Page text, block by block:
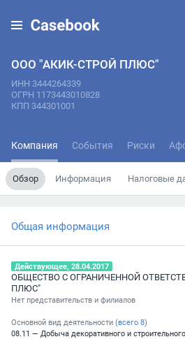
ООО "АКИК-СТРОЙ ПЛЮС"
ИНН 3444264339
ОГРН 1173443010828
КПП 344301001
Компания События Риски
Обзор Информация Налоговые
Общая информация
Действующее, 28.04.2017
ОБЩЕСТВО С ОГРАНИЧЕННОЙ
ПЛЮС"
Нет представительств и филиалов
Основной вид деятельности (всего 8)
08.11 — Добыча декоративного и